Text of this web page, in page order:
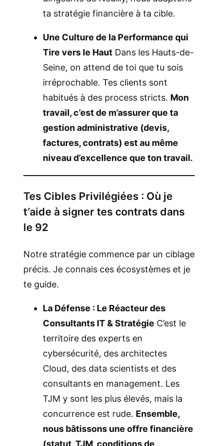
ta stratégie financière à ta cible.
Une Culture de la Performance qui
Tire vers le Haut Dans les Hauts-de-
Seine, on attend de toi que tu sois
irréprochable. Tes clients sont
habitués à des process stricts. Mon
travail, c’est de m’assurer que ta
gestion administrative (devis,
factures, contrats) est au même
niveau d’excellence que ton travail.
Tes Cibles Privilégiées : Où je
t’aide à signer tes contrats dans
le 92
Notre stratégie commence par un ciblage
précis. Je connais ces écosystèmes et je
te guide.
La Défense : Le Réacteur des
Consultants IT & Stratégie C’est le
territoire des experts en
cybersécurité, des architectes
Cloud, des data scientists et des
consultants en management. Les
TJM y sont les plus élevés, mais la
concurrence est rude. Ensemble,
nous bâtissons une offre financière
(statut, TJM, conditions de